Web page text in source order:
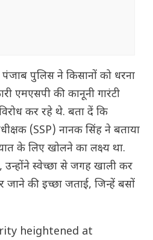
पुलिस ने किसानों को धरना
एमएसपी की कानूनी गारंटी
कर रहे थे. बता दें कि
(SSP) नानक सिंह ने बताया
के लिए खोलने का लक्ष्य था.
उन्होंने स्वेच्छा से जगह खाली कर
की इच्छा जताई, जिन्हें बसों
heightened at